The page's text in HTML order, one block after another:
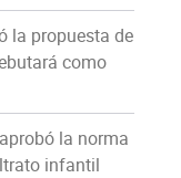
la propuesta de
como
la norma
infantil